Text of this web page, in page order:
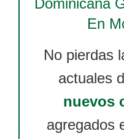
Dominicana
En
No pierdas
actuales
nuevos
agregados